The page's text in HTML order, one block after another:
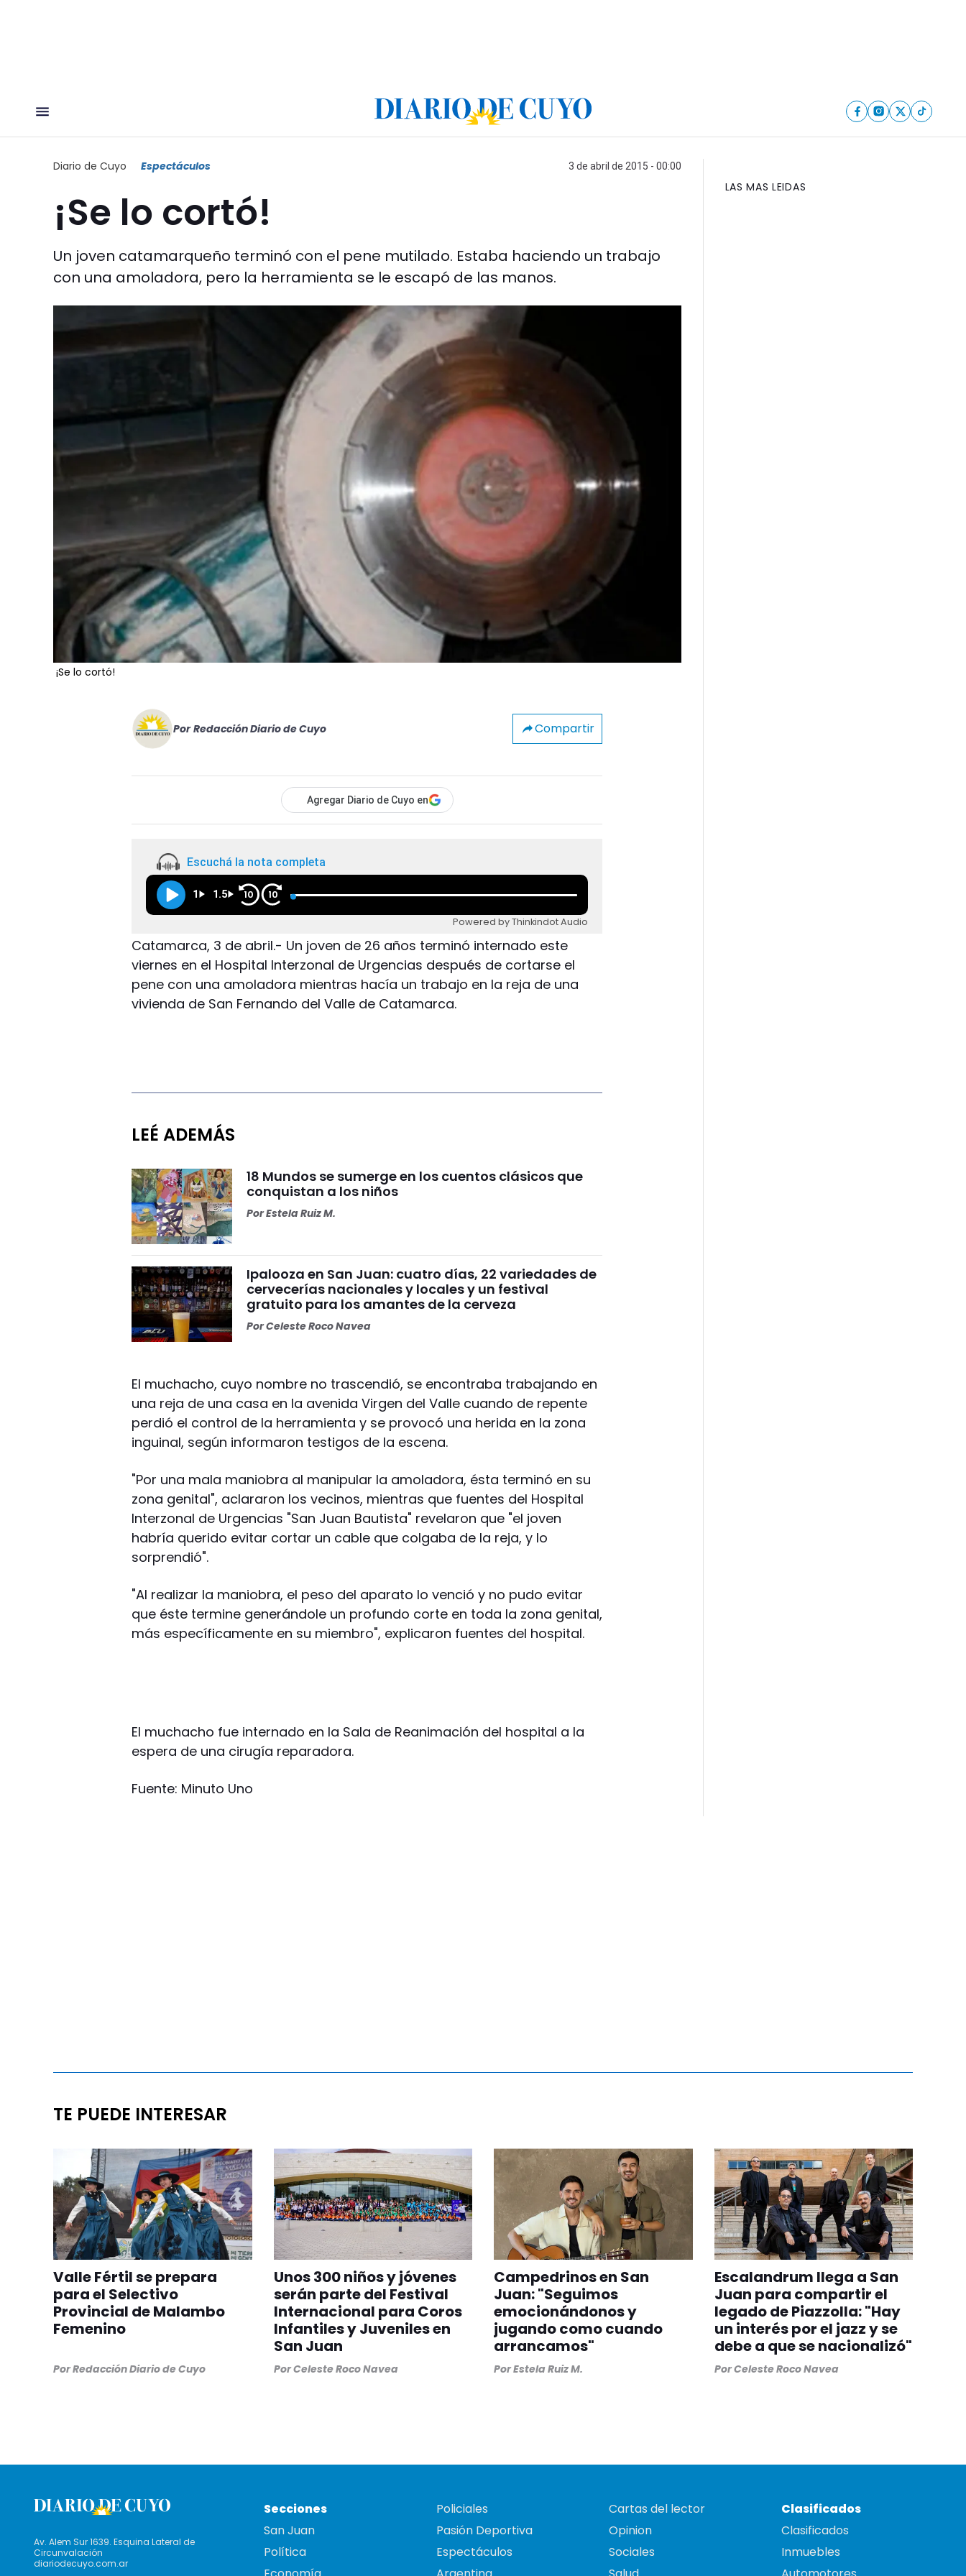
Diario de Cuyo Espectáculos 3 de abril de 2015 - 00:00
¡Se lo cortó!
Un joven catamarqueño terminó con el pene mutilado. Estaba haciendo un trabajo
con una amoladora, pero la herramienta se le escapó de las manos.
¡Se lo cortó!
Por Redacción Diario de Cuyo Compartir
Agregar Diario de Cuyo en
Escuchá la nota completa
1 1.5 10 10
Powered by Thinkindot Audio
Catamarca, 3 de abril.- Un joven de 26 años terminó internado este
viernes en el Hospital Interzonal de Urgencias después de cortarse el
pene con una amoladora mientras hacía un trabajo en la reja de una
vivienda de San Fernando del Valle de Catamarca.
LEÉ ADEMÁS
18 Mundos se sumerge en los cuentos clásicos que
conquistan a los niños
PorEstela Ruiz M.
Ipalooza en San Juan: cuatro días, 22 variedades de
cervecerías nacionales y locales y un festival
gratuito para los amantes de la cerveza
PorCeleste Roco Navea
El muchacho, cuyo nombre no trascendió, se encontraba trabajando en
una reja de una casa en la avenida Virgen del Valle cuando de repente
perdió el control de la herramienta y se provocó una herida en la zona
inguinal, según informaron testigos de la escena.
"Por una mala maniobra al manipular la amoladora, ésta terminó en su
zona genital", aclararon los vecinos, mientras que fuentes del Hospital
Interzonal de Urgencias "San Juan Bautista" revelaron que "el joven
habría querido evitar cortar un cable que colgaba de la reja, y lo
sorprendió".
"Al realizar la maniobra, el peso del aparato lo venció y no pudo evitar
que éste termine generándole un profundo corte en toda la zona genital,
más específicamente en su miembro", explicaron fuentes del hospital.
El muchacho fue internado en la Sala de Reanimación del hospital a la
espera de una cirugía reparadora.
Fuente: Minuto Uno
LAS MAS LEIDAS
TE PUEDE INTERESAR
Valle Fértil se prepara
para el Selectivo
Provincial de Malambo
Femenino
PorRedacción Diario de Cuyo
Unos 300 niños y jóvenes
serán parte del Festival
Internacional para Coros
Infantiles y Juveniles en
San Juan
PorCeleste Roco Navea
Campedrinos en San
Juan: "Seguimos
emocionándonos y
jugando como cuando
arrancamos"
PorEstela Ruiz M.
Escalandrum llega a San
Juan para compartir el
legado de Piazzolla: "Hay
un interés por el jazz y se
debe a que se nacionalizó"
PorCeleste Roco Navea
Av. Alem Sur 1639. Esquina Lateral de
Circunvalación
diariodecuyo.com.ar
Secciones
San Juan
Política
Policiales
Pasión Deportiva
Espectáculos
Cartas del lector
Opinion
Sociales
Clasificados
Clasificados
Inmuebles